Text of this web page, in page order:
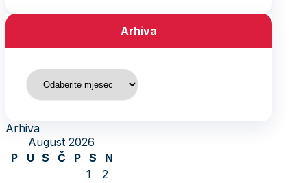
Arhiva
Arhiva
Arhiva
August 2026
P
U S Č P S
N
1
2